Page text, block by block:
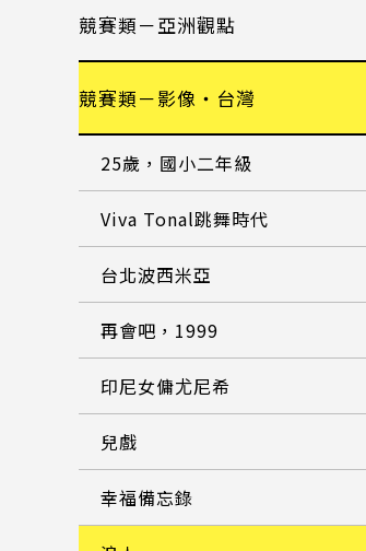
競賽類－亞洲觀點
競賽類－影像・台灣
25歲，國小二年級
Viva Tonal跳舞時代
台北波西米亞
再會吧，1999
印尼女傭尤尼希
兒戲
幸福備忘錄